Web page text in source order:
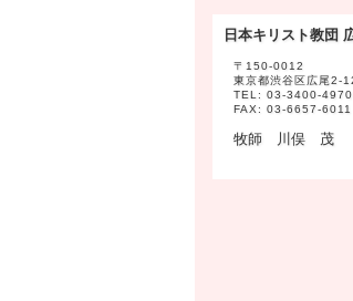
日本キリスト教団
〒150-0012
東京都渋谷区広尾2-
TEL: 03-3400-4970
FAX: 03-6657-6011
牧師 川俣 茂